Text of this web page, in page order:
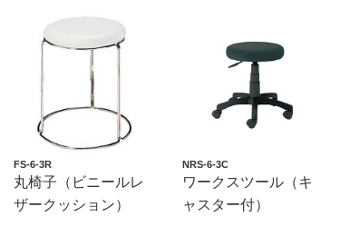
FS-6-3R
丸椅子（ビニールレ
ザークッション）
NRS-6-3C
ワークスツール（キ
ャスター付）